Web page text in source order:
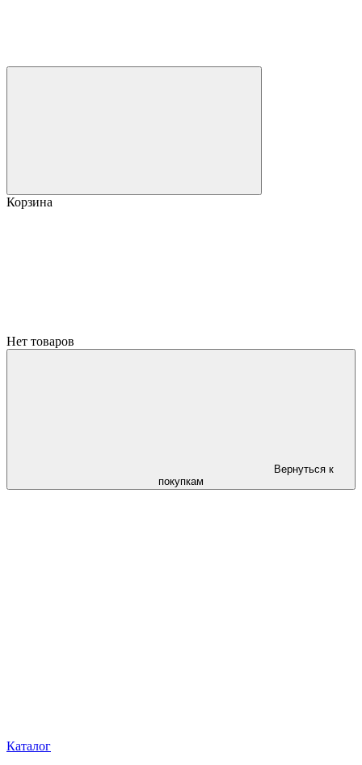
Корзина
Нет товаров
Вернуться к
покупкам
Каталог